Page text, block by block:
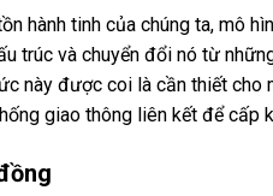
hành tinh của chúng ta, mô
trúc và chuyển đổi nó từ
này được coi là cần thiết cho
giao thông liên kết để cấp